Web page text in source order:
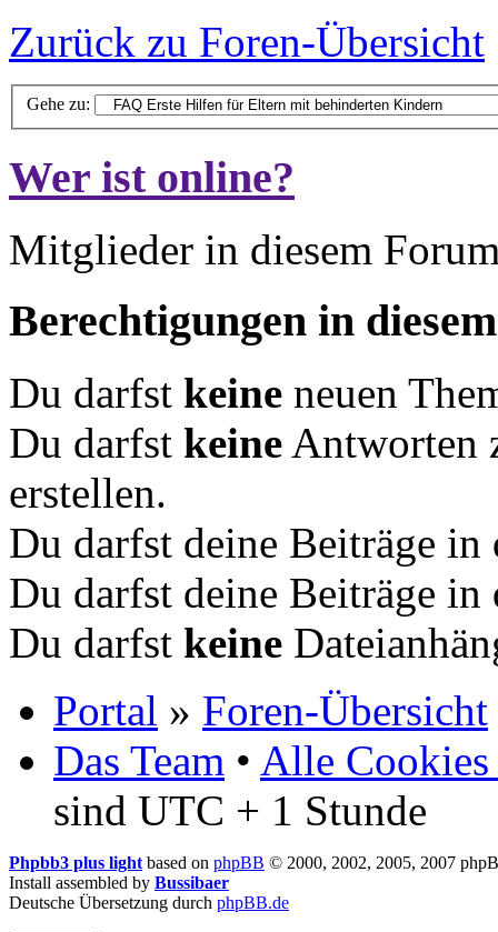
Zurück zu Foren-Übersicht
Gehe zu:
Wer ist online?
Mitglieder in diesem
Berechtigungen in
Du darfst keine neuen
Du darfst keine Antworten
erstellen.
Du darfst deine Beiträge
Du darfst deine Beiträge
Du darfst keine
Portal » Foren-Übersicht
Das Team • Alle Cookies
sind UTC + 1 Stunde
Phpbb3 plus light based on phpBB © 2000, 2002, 2005, 2007
Install assembled by Bussibaer
Deutsche Übersetzung durch phpBB.de